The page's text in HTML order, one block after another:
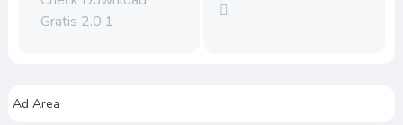
Gratis 2.0.1
Ad Area